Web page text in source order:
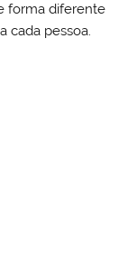
forma diferente
cada pessoa.